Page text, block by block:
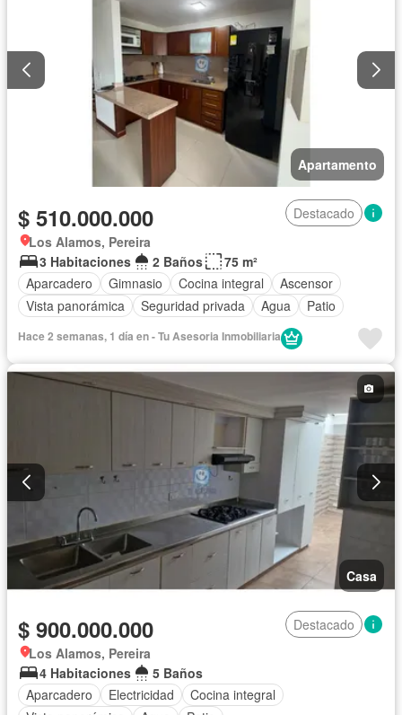
Apartamento
$ 510.000.000
Destacado
Los Alamos, Pereira
3 Habitaciones
2 Baños
75 m²
Aparcadero
Gimnasio Cocina integral
Ascensor
Vista panorámica
Seguridad privada Agua Patio
Hace 2 semanas, 1 día en - Tu Asesoria Inmobiliaria
Casa
$ 900.000.000
Destacado
Los Alamos, Pereira
4 Habitaciones
5 Baños
Aparcadero
Electricidad
Cocina integral